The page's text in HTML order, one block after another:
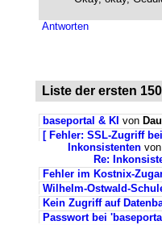
Antworten
Liste der ersten
baseportal & KI von
[ Fehler: SSL-Zugriff
Inkonsistenten von
Re:
Fehler im Kostnix-
Wilhelm-Ostwald-
Kein Zugriff auf
Passwort bei